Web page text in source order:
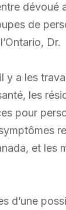
de
Dr.
y a les
les
pour
et
d’une